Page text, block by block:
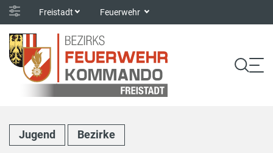
Freistadt Feuerwehr
Jugend Bezirke